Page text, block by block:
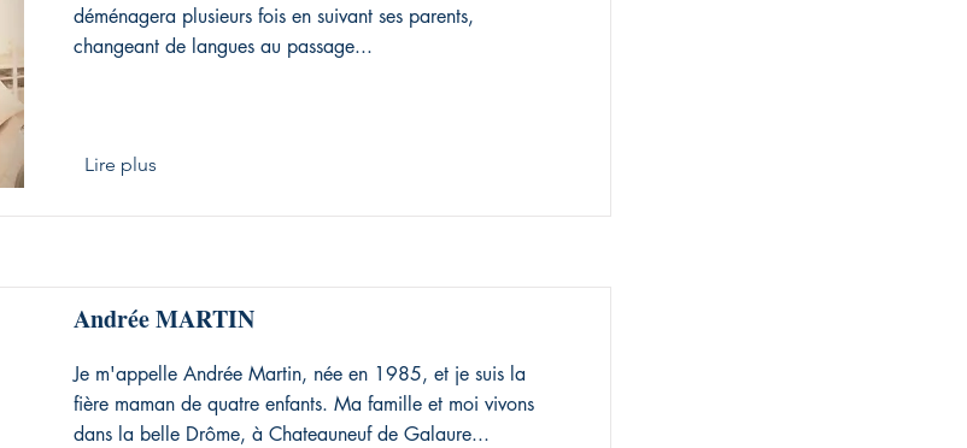
déménagera plusieurs fois en suivant ses parents,
changeant de langues au passage...
Lire plus
Andrée MARTIN
Je m'appelle Andrée Martin, née en 1985, et je suis la
fière maman de quatre enfants. Ma famille et moi vivons
dans la belle Drôme, à Chateauneuf de Galaure...